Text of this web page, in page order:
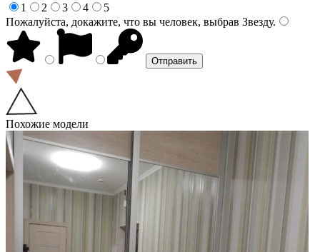
1
2 3 4
5
Пожалуйста, докажите, что вы человек, выбрав Звезду.
Похожие модели